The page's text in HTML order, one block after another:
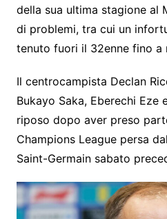
della sua ultima stagione al
di problemi, tra cui un
tenuto fuori il 32enne fino a
Il centrocampista Declan
Bukayo Saka, Eberechi Eze
riposo dopo aver preso
Champions League persa
Saint-Germain sabato